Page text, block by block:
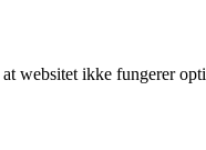
websitet ikke fungerer